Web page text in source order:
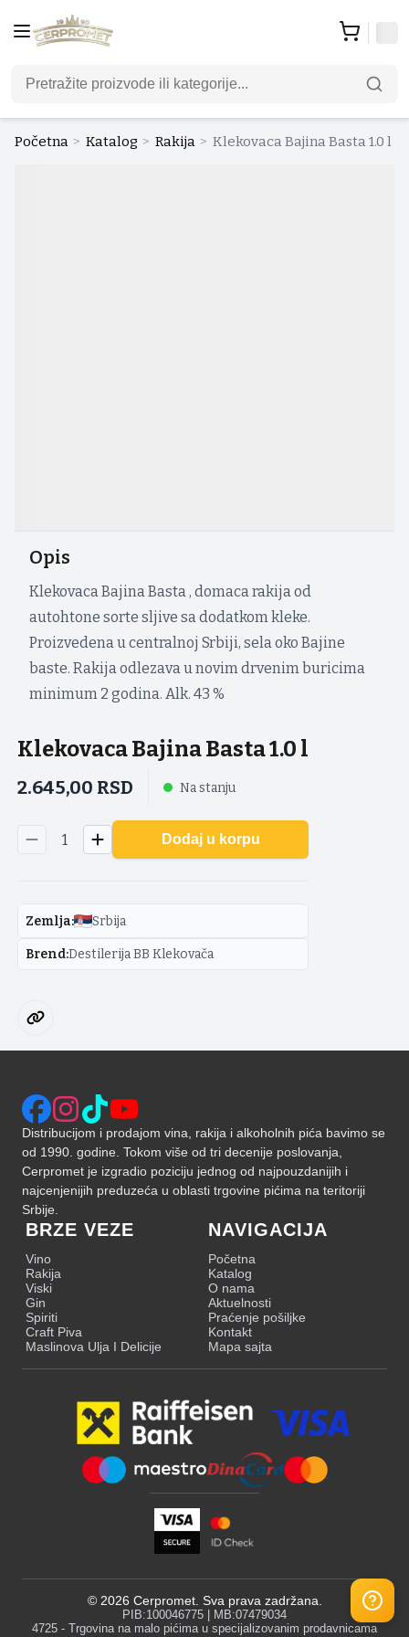
Početna > Katalog > Rakija > Klekovaca Bajina Basta 1.0 l
Opis
Klekovaca Bajina Basta , domaca rakija od
autohtone sorte sljive sa dodatkom kleke.
Proizvedena u centralnoj Srbiji, sela oko Bajine
baste. Rakija odlezava u novim drvenim buricima
minimum 2 godina. Alk. 43 %
Klekovaca Bajina Basta 1.0 l
2.645,00 RSD Na stanju
1 Dodaj u korpu
Zemlja: Srbija
Brend:Destilerija BB Klekovača
Distribucijom i prodajom vina, rakija i alkoholnih pića bavimo se
od 1990. godine. Tokom više od tri decenije poslovanja,
Cerpromet je izgradio poziciju jednog od najpouzdanijih i
najcenjenijih preduzeća u oblasti trgovine pićima na teritoriji
Srbije.
BRZE VEZE
Vino
Rakija
Viski
Gin
Spiriti
Craft Piva
Maslinova Ulja I Delicije
NAVIGACIJA
Početna
Katalog
O nama
Aktuelnosti
Praćenje pošiljke
Kontakt
Mapa sajta
© 2026 Cerpromet. Sva prava zadržana.
PIB:100046775 | MB:07479034
4725 - Trgovina na malo pićima u specijalizovanim prodavnicama